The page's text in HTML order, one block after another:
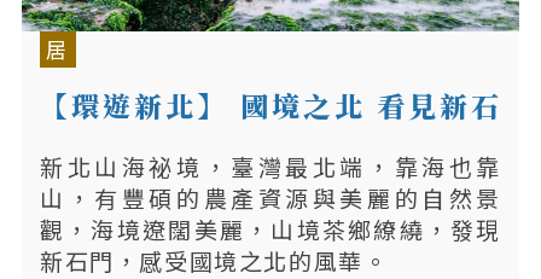
居
【環遊新北】 國境之北 看見新石
新北山海祕境，臺灣最北端，靠海也靠
山，有豐碩的農產資源與美麗的自然景
觀，海境遼闊美麗，山境茶鄉繚繞，發現
新石門，感受國境之北的風華。